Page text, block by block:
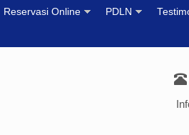
Reservasi Online PDLN